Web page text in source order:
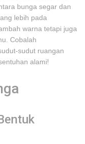
bunga segar dan
lebih pada
warna tetapi juga
Cobalah
sudut ruangan
alami!